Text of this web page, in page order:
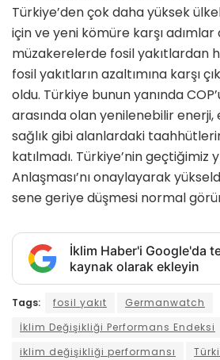
Türkiye’den çok daha yüksek
için ve yeni kömüre karşı
müzakerelerde fosil yakıtlardan
fosil yakıtların azaltımına karşı
oldu. Türkiye bunun yanında
arasında olan yenilenebilir enerji,
sağlık gibi alanlardaki
katılmadı. Türkiye’nin geçtiğimiz
Anlaşması’nı onaylayarak
sene geriye düşmesi normal
İklim Haber'i Google'da
kaynak olarak ekleyin
Tags: fosil yakıt
Germanwatch
İklim Değişikliği Performans Endeksi
iklim değişikliği performansı